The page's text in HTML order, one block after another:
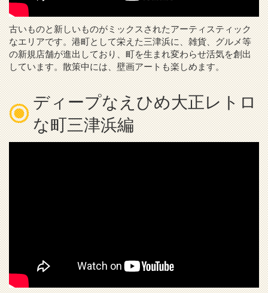
古いものと新しいものがミックスされたアーティスティック
なエリアです。港町として栄えた三津浜に、雑貨、グルメ等
の新規店舗が進出しており、町を生まれ変わらせ活気を創出
しています。散策中には、壁画アートも楽しめます。
ディープなえひめ大正レトロ
な町三津浜編